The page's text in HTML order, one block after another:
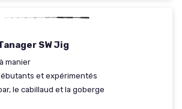
SW Jig
manier
et expérimentés
le cabillaud et la goberge